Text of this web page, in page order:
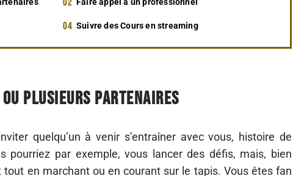
Suivre des Cours en streaming
plusieurs partenaires
quelqu’un à venir s’entraîner avec vous, histoire de
pourriez par exemple, vous lancer des défis, mais, bien
en marchant ou en courant sur le tapis. Vous êtes fan